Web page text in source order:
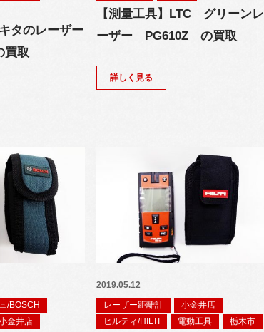
タのレーザー
買取
【測量工具】LTC グリーンレ
ーザー PG610Z の買取
詳しく見る
/BOSCH
金井店
2019.05.12
レーザー距離計
小金井店
ヒルティ/HILTI
電動工具 栃木市